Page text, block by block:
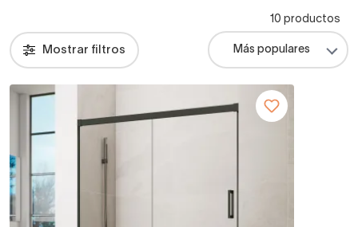
Mostrar filtros
10 productos